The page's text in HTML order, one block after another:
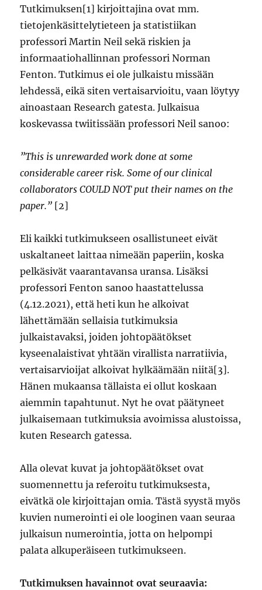
Tutkimuksen[1] kirjoittajina ovat mm.
tietojenkäsittelytieteen ja statistiikan
professori Martin Neil sekä riskien ja
informaatiohallinnan professori Norman
Fenton. Tutkimus ei ole julkaistu missään
lehdessä, eikä siten vertaisarvioitu, vaan löytyy
ainoastaan Research gatesta. Julkaisua
koskevassa twiitissään professori Neil sanoo:
”This is unrewarded work done at some
considerable career risk. Some of our clinical
collaborators COULD NOT put their names on the
paper.” [2]
Eli kaikki tutkimukseen osallistuneet eivät
uskaltaneet laittaa nimeään paperiin, koska
pelkäsivät vaarantavansa uransa. Lisäksi
professori Fenton sanoo haastattelussa
(4.12.2021), että heti kun he alkoivat
lähettämään sellaisia tutkimuksia
julkaistavaksi, joiden johtopäätökset
kyseenalaistivat yhtään virallista narratiivia,
vertaisarvioijat alkoivat hylkäämään niitä[3].
Hänen mukaansa tällaista ei ollut koskaan
aiemmin tapahtunut. Nyt he ovat päätyneet
julkaisemaan tutkimuksia avoimissa alustoissa,
kuten Research gatessa.
Alla olevat kuvat ja johtopäätökset ovat
suomennettu ja referoitu tutkimuksesta,
eivätkä ole kirjoittajan omia. Tästä syystä myös
kuvien numerointi ei ole looginen vaan seuraa
julkaisun numerointia, jotta on helpompi
palata alkuperäiseen tutkimukseen.
Tutkimuksen havainnot ovat seuraavia: